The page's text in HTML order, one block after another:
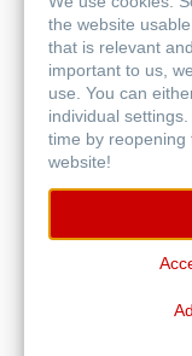
the website
that is relevant
important to us,
use. You can
individual
time by reopening
website!